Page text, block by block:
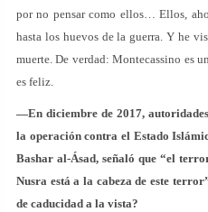
por no pensar como ellos… Ellos,
hasta los huevos de la guerra. Y he
muerte. De verdad: Montecassino es
es feliz.
—En diciembre de 2017,
la operación contra el Estado
Bashar al-Ásad, señaló que “el
Nusra está a la cabeza de este
de caducidad a la vista?